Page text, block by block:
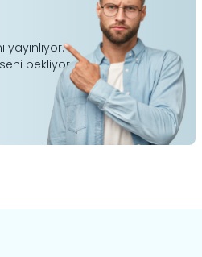
yayınlıyor.
bekliyor.